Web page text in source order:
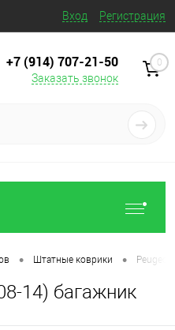
Вход Регистрация
+7 (914) 707‒21‒50
Заказать звонок
0
• Штатные коврики • Peugeot
14) багажник